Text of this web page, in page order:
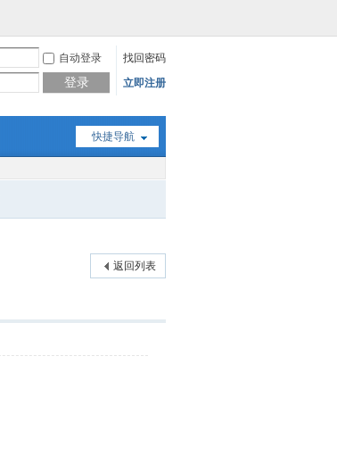
自动登录
找回密码
登录 立即注册
快捷导航
返回列表